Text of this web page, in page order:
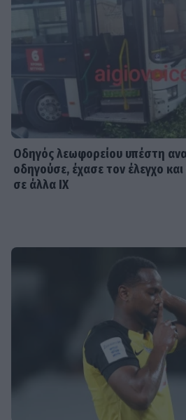
Οδηγός λεωφορείου υπέστη
οδηγούσε, έχασε τον έλεγχο
σε άλλα ΙΧ